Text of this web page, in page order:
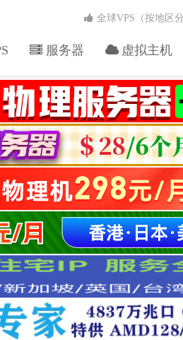
服务器 虚拟主机
全球VPS（按地区分